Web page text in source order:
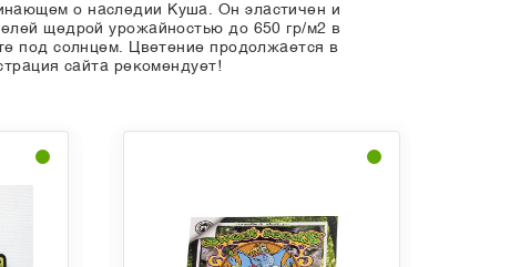
о наследии Куша. Он эластичен и
щедрой урожайностью до 650 гр/м2 в
под солнцем. Цветение продолжается в
сайта рекомендует!